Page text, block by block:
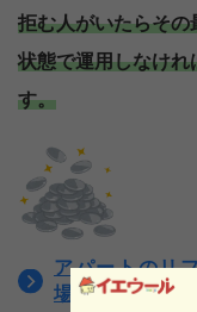
拒む人がいたらその
状態で運用しなけれ
す。
アパートのリ
場所別・目的別